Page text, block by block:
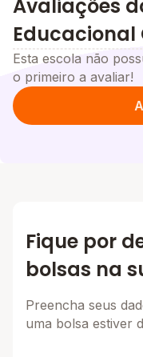
Avaliações
Educacional
Esta escola não
o primeiro a avaliar!
Fique por
bolsas na
Preencha seus
uma bolsa estiver